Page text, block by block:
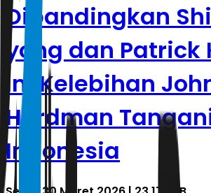
Dibandingkan
yong dan Patrick
Ini Kelebihan
Herdman
Indonesia